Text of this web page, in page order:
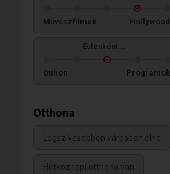
Művészfilmek Hollywood
Esténként...
Otthon Programok
Otthona
Legszívesebben városban élne
Hétköznapi otthona van